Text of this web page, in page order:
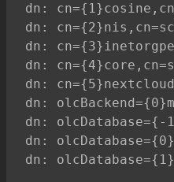
dn:
dn:
dn:
dn:
dn:
dn:
dn:
dn: